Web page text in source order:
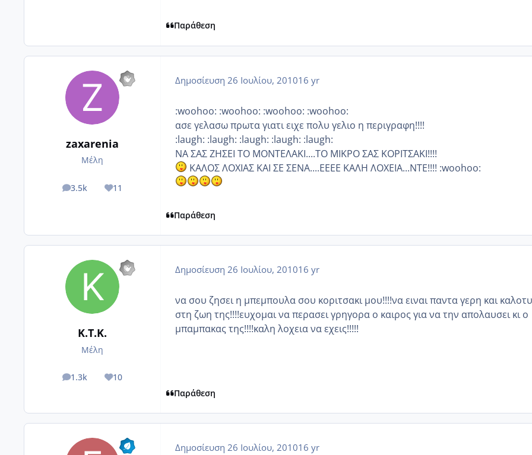
Παράθεση
zaxarenia
Μέλη
3.5k
posts 11
Reputation
Δημοσίευση 26 Ιουλίου, 201016 yr
:woohoo: :woohoo: :woohoo: :woohoo:
ασε γελασω πρωτα γιατι ειχε πολυ γελιο η περιγραφη!!!!
:laugh: :laugh: :laugh: :laugh: :laugh:
ΝΑ ΣΑΣ ΖΗΣΕΙ ΤΟ ΜΟΝΤΕΛΑΚΙ....ΤΟ ΜΙΚΡΟ ΣΑΣ ΚΟΡΙΤΣΑΚΙ!!!!
ΚΑΛΟΣ ΛΟΧΙΑΣ ΚΑΙ ΣΕ ΣΕΝΑ....ΕΕΕΕ ΚΑΛΗ ΛΟΧΕΙΑ...ΝΤΕ!!!! :woohoo:
Παράθεση
K.T.K.
Μέλη
1.3k
posts 10
Reputation
Δημοσίευση 26 Ιουλίου, 201016 yr
να σου ζησει η μπεμπουλα σου κοριτσακι μου!!!!να ειναι παντα γερη και
στη ζωη της!!!!ευχομαι να περασει γρηγορα ο καιρος για να την απολαυσει κι ο
μπαμπακας της!!!!καλη λοχεια να εχεις!!!!!
Παράθεση
Δημοσίευση 26 Ιουλίου, 201016 yr